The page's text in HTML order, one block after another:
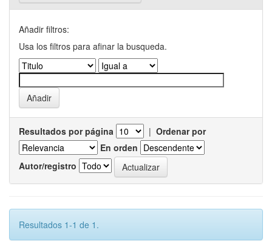
Añadir filtros:
Usa los filtros para afinar la busqueda.
Resultados por página | Ordenar por
En orden
Autor/registro
Resultados 1-1 de 1.